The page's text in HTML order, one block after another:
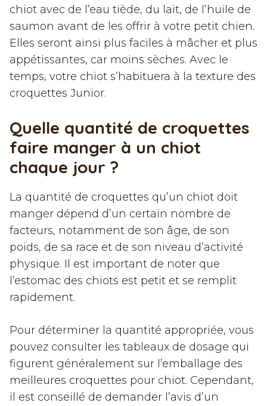
chiot avec de l’eau tiède, du lait, de l’huile de
saumon avant de les offrir à votre petit chien.
Elles seront ainsi plus faciles à mâcher et plus
appétissantes, car moins sèches. Avec le
temps, votre chiot s’habituera à la texture des
croquettes Junior.
Quelle quantité de croquettes
faire manger à un chiot
chaque jour ?
La quantité de croquettes qu’un chiot doit
manger dépend d’un certain nombre de
facteurs, notamment de son âge, de son
poids, de sa race et de son niveau d’activité
physique. Il est important de noter que
l’estomac des chiots est petit et se remplit
rapidement.
Pour déterminer la quantité appropriée, vous
pouvez consulter les tableaux de dosage qui
figurent généralement sur l’emballage des
meilleures croquettes pour chiot. Cependant,
il est conseillé de demander l’avis d’un